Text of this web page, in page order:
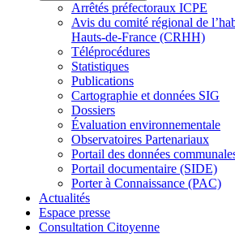
Arrêtés préfectoraux ICPE
Avis du comité régional de
Hauts-de-France (CRHH)
Téléprocédures
Statistiques
Publications
Cartographie et données SIG
Dossiers
Évaluation environnementale
Observatoires Partenariaux
Portail des données
Portail documentaire (SIDE)
Porter à Connaissance (PAC)
Actualités
Espace presse
Consultation Citoyenne